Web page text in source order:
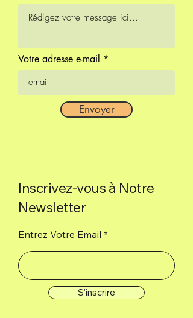
Votre adresse e-mail
Envoyer
Inscrivez-vous à Notre
Newsletter
Entrez Votre Email
S'inscrire